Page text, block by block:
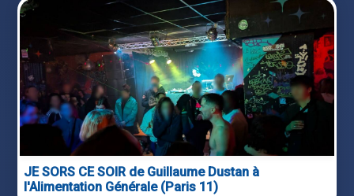
JE SORS CE SOIR de Guillaume Dustan à
l'Alimentation Générale (Paris 11)